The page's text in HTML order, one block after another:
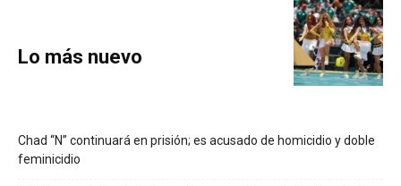
Lo más nuevo
Chad “N” continuará en prisión; es acusado de homicidio y doble
feminicidio